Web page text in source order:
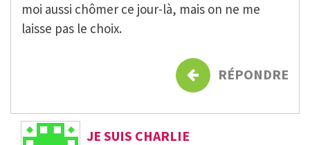
moi aussi chômer ce jour-là, mais on ne me
laisse pas le choix.
RÉPONDRE
JE SUIS CHARLIE